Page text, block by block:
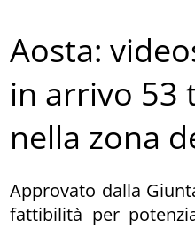
Aosta:
in arrivo 53
nella zona
Approvato dalla
fattibilità per